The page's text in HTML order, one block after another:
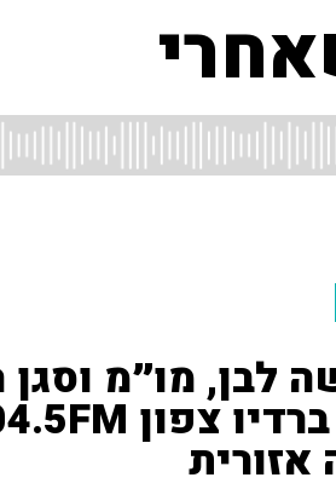
לבן, מו״מ
אזורית